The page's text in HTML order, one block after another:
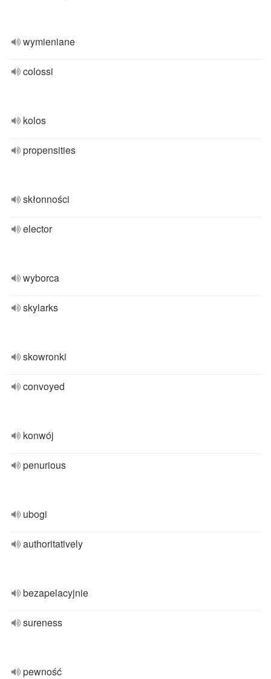
wymieniane
colossi
kolos
propensities
skłonności
elector
wyborca
skylarks
skowronki
convoyed
konwój
penurious
ubogi
authoritatively
bezapelacyjnie
sureness
pewność